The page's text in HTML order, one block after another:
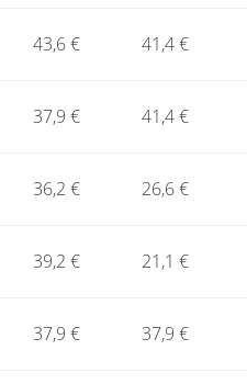
43,6 € 41,4 €
37,9 € 41,4 €
36,2 € 26,6 €
39,2 € 21,1 €
37,9 € 37,9 €